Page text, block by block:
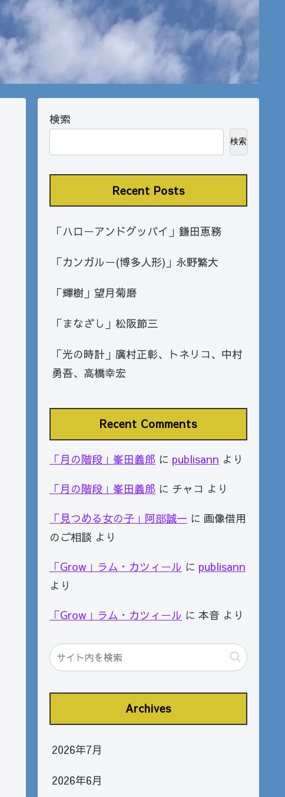
検索
検索
Recent Posts
「ハローアンドグッバイ」鎌田恵務
「カンガルー(博多人形)」永野繁大
「輝樹」望月菊磨
「まなざし」松阪節三
「光の時計」廣村正彰、トネリコ、中村
勇吾、高橋幸宏
Recent Comments
「月の階段」峯田義郎 に publisann より
「月の階段」峯田義郎 に チャコ より
「見つめる女の子」阿部誠一 に 画像借用
のご相談 より
「Grow」ラム・カツィール に publisann
より
「Grow」ラム・カツィール に 本音 より
Archives
2026年7月
2026年6月